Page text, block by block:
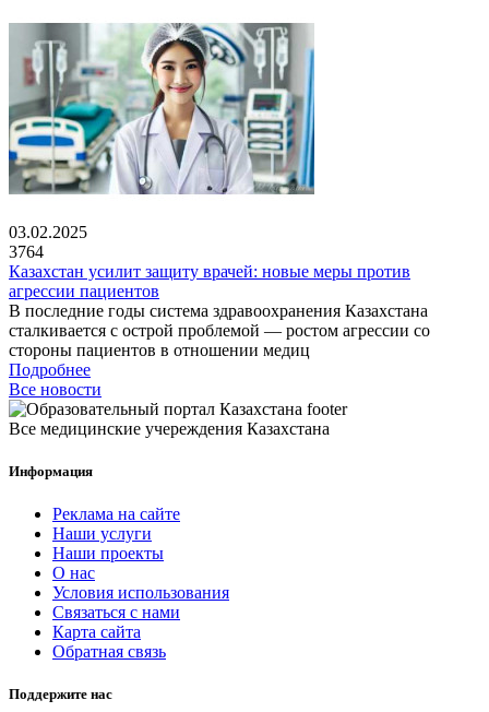
03.02.2025
3764
Казахстан усилит защиту врачей: новые меры против
агрессии пациентов
В последние годы система здравоохранения Казахстана
сталкивается с острой проблемой — ростом агрессии со
стороны пациентов в отношении медиц
Подробнее
Все новости
Все медицинские учереждения Казахстана
Информация
Реклама на сайте
Наши услуги
Наши проекты
О нас
Условия использования
Связаться с нами
Карта сайта
Обратная связь
Поддержите нас